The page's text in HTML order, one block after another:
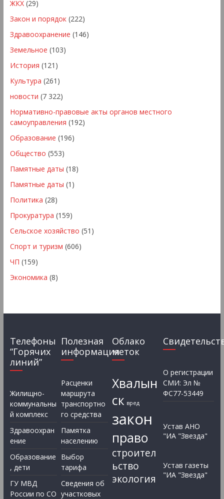
ЖКХ(29)
Закон и порядок(222)
Здравоохранение (146)
Земельное (103)
История (121)
Культура (261)
новости (7 322)
Нормативно-правовые акты органов местного
самоуправления (192)
Образование (196)
Общество (553)
Памятные даты (18)
Памятные даты (1)
Политика (28)
Прокуратура (159)
Сельское хозяйство (51)
Спорт и туризм (606)
ЧП (159)
Экономика (8)
Телефоны
“Горячих
линий”
Жилищно-
коммунальны
й комплекс
Здравоохран
ение
Образование
, дети
ГУ МВД
России по СО
Полезная
информация
Расценки
маршрута
транспортно
го средства
Памятка
населению
Выбор
тарифа
Сведения об
участковых
Облако
меток
Хвалын
ск вред
закон
право
строител
ьство
экология
О регистрации
СМИ: Эл №
ФС77-53449
Устав АНО
"ИА "Звезда"
Устав газеты
"ИА "Звезда"